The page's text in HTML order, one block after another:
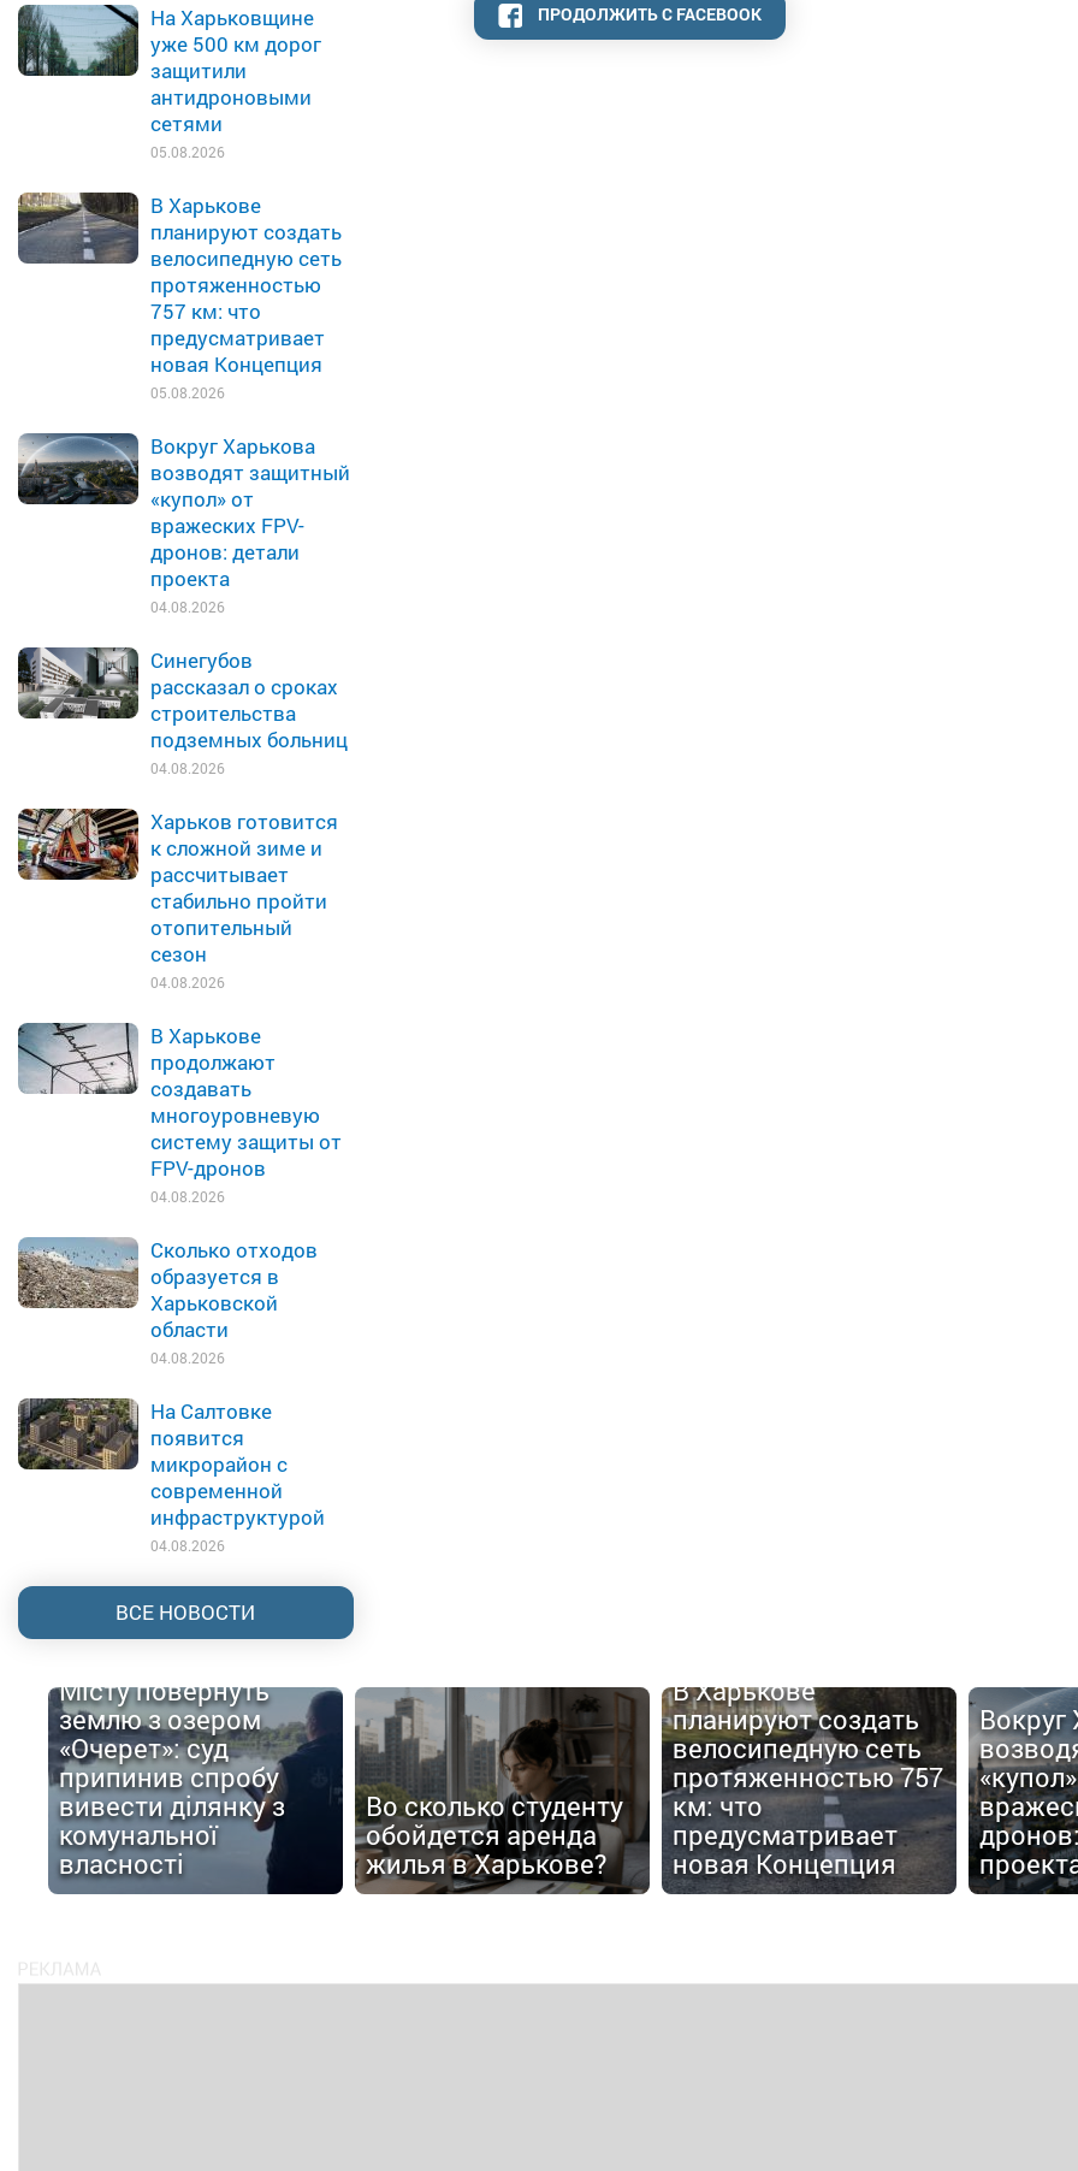
На Харьковщине
уже 500 км дорог
защитили
антидроновыми
сетями
05.08.2026
В Харькове
планируют создать
велосипедную сеть
протяженностью
757 км: что
предусматривает
новая Концепция
05.08.2026
Вокруг Харькова
возводят защитный
«купол» от
вражеских FPV-
дронов: детали
проекта
04.08.2026
Синегубов
рассказал о сроках
строительства
подземных больниц
04.08.2026
Харьков готовится
к сложной зиме и
рассчитывает
стабильно пройти
отопительный
сезон
04.08.2026
В Харькове
продолжают
создавать
многоуровневую
систему защиты от
FPV-дронов
04.08.2026
Сколько отходов
образуется в
Харьковской
области
04.08.2026
На Салтовке
появится
микрорайон с
современной
инфраструктурой
04.08.2026
ВСЕ НОВОСТИ
ПРОДОЛЖИТЬ С FACEBOOK
Місту повернуть
землю з озером
«Очерет»: суд
припинив спробу
вивести ділянку з
комунальної
власності
Во сколько студенту
обойдется аренда
жилья в Харькове?
В Харькове
планируют создать
велосипедную сеть
протяженностью 757
км: что
предусматривает
новая Концепция
Вокруг